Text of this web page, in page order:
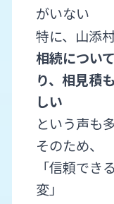
がいない
特に、山添
相続につい
り、相見積
しい
という声も
そのため、
「信頼でき
変」